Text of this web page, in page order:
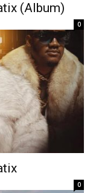
(Album)
0
0